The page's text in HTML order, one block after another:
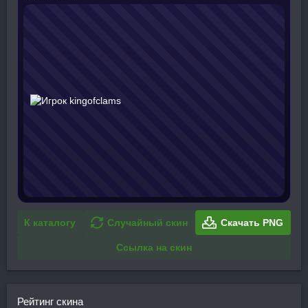
К каталогу Случайный скин Скачать PNG
Ссылка на скин
Рейтинг скина